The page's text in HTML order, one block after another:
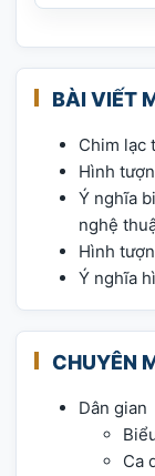
BÀI VIẾT
Chim lạc
Hình
Ý nghĩa
nghệ
Hình
Ý nghĩa
CHUYÊN
Dân gian
Ca